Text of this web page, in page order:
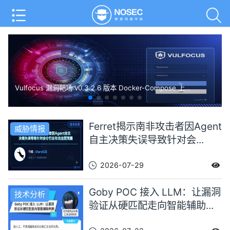
Vulfocus 漏洞靶场 v0.3.2.6 版本 Docker-Compose 上...
威胁情报
Ferret揭示南非攻击者因Agent
自主决策失误导致针对会...
2026-07-29
技术分析
Goby POC 接入 LLM：让漏洞
验证从硬匹配走向智能辅助...